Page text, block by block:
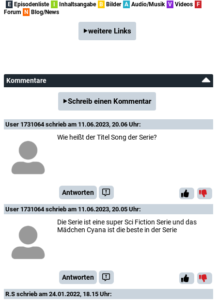
E Episodenliste I Inhaltsangabe B Bilder A Audio/Musik V Videos F
Forum N Blog/News
weitere Links
Kommentare
Schreib einen Kommentar
User 1731064schrieb am 11.06.2023, 20.06 Uhr:
Wie heißt der Titel Song der Serie?
Antworten
User 1731064schrieb am 11.06.2023, 20.05 Uhr:
Die Serie ist eine super Sci Fiction Serie und das
Mädchen Cyana ist die beste in der Serie
Antworten
R.S schrieb am 24.01.2022, 18.15 Uhr: